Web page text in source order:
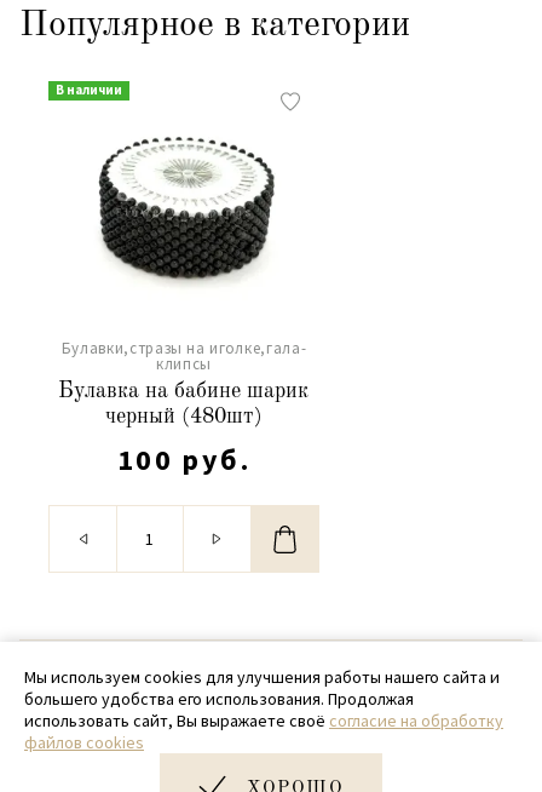
Популярное в категории
В наличии
Булавки,стразы на иголке,гала-
клипсы
Булавка на бабине шарик
черный (480шт)
100 руб.
© 2020 - 2026 SamPack
+ 7 (918) 699-97-87
zakaz@sampack.store
Мы используем cookies для улучшения работы нашего сайта и
большего удобства его использования. Продолжая
использовать сайт, Вы выражаете своё согласие на обработку
файлов cookies